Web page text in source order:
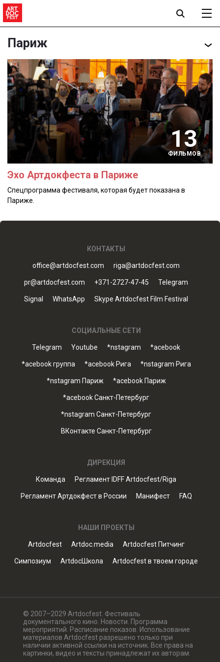
Париж
13
ФИЛЬМОВ
Эхо Артдокфеста в Париже
Спецпрограмма фестиваля, которая будет показана в
Париже.
КОНТАКТЫ
office@artdocfest.com riga@artdocfest.com
pr@artdocfest.com +371-2727-47-45 Telegram
Signal WhatsApp Skype Artdocfest Film Festival
СОЦИАЛЬНЫЕ СЕТИ
Telegram Youtube *nstagram *acebook
*acebook группа *acebook Рига *nstagram Рига
*nstagram Париж *acebook Париж
*acebook Санкт-Петербург
*nstagram Санкт-Петербург
ВКонтакте Санкт-Петербург
ДИРЕКЦИЯ
Команда Регламент IDFF Artdocfest/Riga
Регламент Артдокфест в России Манифест FAQ
НАШИ ПРОЕКТЫ
Artdocfest Artdoc.media Artdocfest Питчинг
Симпозиум ArtdocШкола Artdocfest в твоем городе
© 2007–2029 Artdocfest. Фестиваль
документального кино. Новости. Программа
мероприятий. Расписание показов. Использование
материалов Artdocfest разрешено только при
наличии активной ссылки на источник. Все права на
картинки, видео и тексты принадлежат их авторам.